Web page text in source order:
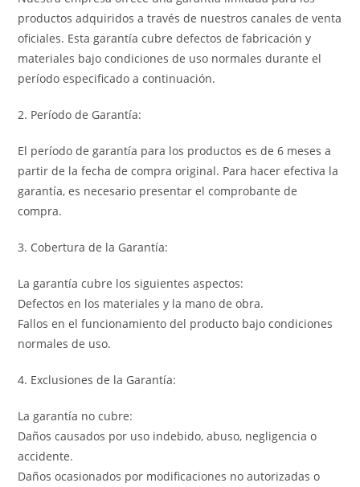
productos adquiridos a través de nuestros canales de venta
oficiales. Esta garantía cubre defectos de fabricación y
materiales bajo condiciones de uso normales durante el
período especificado a continuación.
2. Período de Garantía:
El período de garantía para los productos es de 6 meses a
partir de la fecha de compra original. Para hacer efectiva la
garantía, es necesario presentar el comprobante de
compra.
3. Cobertura de la Garantía:
La garantía cubre los siguientes aspectos:
Defectos en los materiales y la mano de obra.
Fallos en el funcionamiento del producto bajo condiciones
normales de uso.
4. Exclusiones de la Garantía:
La garantía no cubre:
Daños causados por uso indebido, abuso, negligencia o
accidente.
Daños ocasionados por modificaciones no autorizadas o